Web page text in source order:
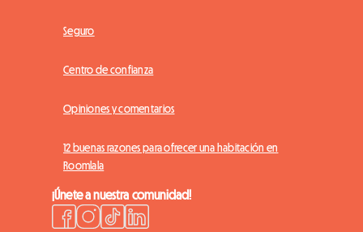
Seguro
Centro de confianza
Opiniones y comentarios
12 buenas razones para ofrecer una habitación en
Roomlala
¡Únete a nuestra comunidad!